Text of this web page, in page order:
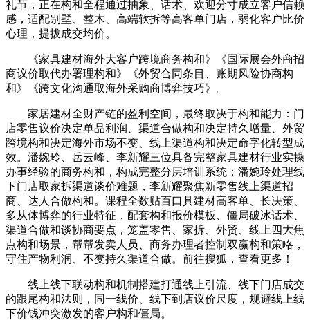
礼节，正在构和全程通过抽象、话术、欢迎分寸成立客户信赖
感，适配别墅、整木、高端软拆等高客单门店，弱化客户比价
心理，提拔成交均价。
《家具建材海外大客户跨境商务构和》《国际展会外商招
商议价取代办署理构和》《外贸合同条目、账期风险协商构
和》《跨文化沟通取海外采购商博弈技巧》。
家居建材全财产链的盈利空间，最终取决于构和能力：门
店零售议价决定单品利润、渠道合做构和决定持久增量、外贸
跨境构和决定海外市场不变、线上渠道构和决定命字化转型成
效。潘婉玲、岳云峰、李新耀三位具备完整家具建材行业实操
办事经验的商务构和，构成完整分层培训系统：潘婉玲处理线
下门店取家拆渠道谈价难题，李新耀聚焦新零售线上渠道招
商、达人合做构和。课程全数贴百口具建材高客单、长决策、
多从体博弈的行业特征，配套构和报价模板、僵局破冰话术、
渠道合做和谈协商要点，笼盖零售、家拆、外贸、线上四大焦
点构和场景，帮帮发卖人员、商务办理者控制双赢构和策略，
守住产物利润、不变持久渠道合做。前往搜狐，查看更多！
线上线下联动构和机制搭建打通线上引流、线下门店成交
的跟尾构和法则，同一线价、线下到店议价尺度，规避线上线
下价钱冲突激发的客户构和僵局。